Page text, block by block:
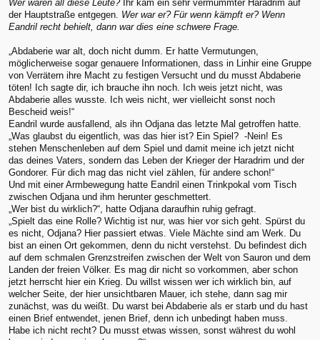
Wer waren all diese Leute?Ihr kam ein sehr vermummter Haradrim auf
der Hauptstraße entgegen. Wer war er? Für wenn kämpft er? Wenn
Eandril recht behielt, dann war dies eine schwere Frage.
„Abdaberie war alt, doch nicht dumm. Er hatte Vermutungen,
möglicherweise sogar genauere Informationen, dass in Linhir eine Gruppe
von Verrätern ihre Macht zu festigen Versucht und du musst Abdaberie
töten! Ich sagte dir, ich brauche ihn noch. Ich weis jetzt nicht, was
Abdaberie alles wusste. Ich weis nicht, wer vielleicht sonst noch
Bescheid weis!“
Eandril wurde ausfallend, als ihn Odjana das letzte Mal getroffen hatte.
„Was glaubst du eigentlich, was das hier ist? Ein Spiel? -Nein! Es
stehen Menschenleben auf dem Spiel und damit meine ich jetzt nicht
das deines Vaters, sondern das Leben der Krieger der Haradrim und der
Gondorer. Für dich mag das nicht viel zählen, für andere schon!“
Und mit einer Armbewegung hatte Eandril einen Trinkpokal vom Tisch
zwischen Odjana und ihm herunter geschmettert.
„Wer bist du wirklich?“, hatte Odjana daraufhin ruhig gefragt.
„Spielt das eine Rolle? Wichtig ist nur, was hier vor sich geht. Spürst du
es nicht, Odjana? Hier passiert etwas. Viele Mächte sind am Werk. Du
bist an einen Ort gekommen, denn du nicht verstehst. Du befindest dich
auf dem schmalen Grenzstreifen zwischen der Welt von Sauron und dem
Landen der freien Völker. Es mag dir nicht so vorkommen, aber schon
jetzt herrscht hier ein Krieg. Du willst wissen wer ich wirklich bin, auf
welcher Seite, der hier unsichtbaren Mauer, ich stehe, dann sag mir
zunächst, was du weißt. Du warst bei Abdaberie als er starb und du hast
einen Brief entwendet, jenen Brief, denn ich unbedingt haben muss.
Habe ich nicht recht? Du musst etwas wissen, sonst währest du wohl